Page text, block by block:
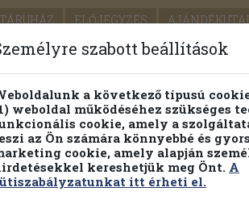
ELŐJEGYZÉS
PILLANATNYI ÁRAINK
Részletes kereső
szabott beállítások
a következő típusú
weboldal működéséhez szükséges
cookie, amely a
az Ön számára könnyebbé és
cookie, amely alapján
kereshetjük meg Önt. A
itt érheti el.